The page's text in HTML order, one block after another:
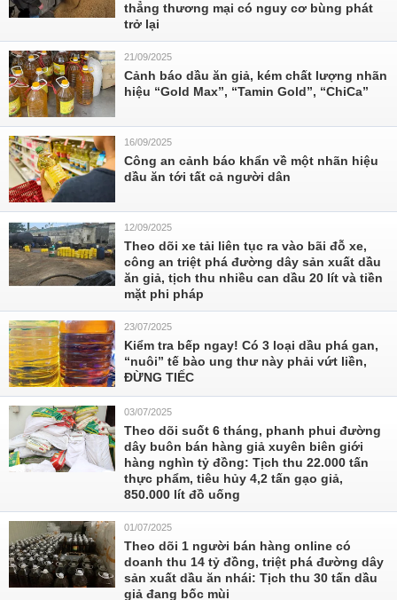
thẳng thương mại có nguy cơ bùng phát
trở lại
21/09/2025
Cảnh báo dầu ăn giả, kém chất lượng nhãn
hiệu “Gold Max”, “Tamin Gold”, “ChiCa”
16/09/2025
Công an cảnh báo khẩn về một nhãn hiệu
dầu ăn tới tất cả người dân
12/09/2025
Theo dõi xe tải liên tục ra vào bãi đỗ xe,
công an triệt phá đường dây sản xuất dầu
ăn giả, tịch thu nhiều can dầu 20 lít và tiền
mặt phi pháp
23/07/2025
Kiểm tra bếp ngay! Có 3 loại dầu phá gan,
“nuôi” tế bào ung thư này phải vứt liền,
ĐỪNG TIẾC
03/07/2025
Theo dõi suốt 6 tháng, phanh phui đường
dây buôn bán hàng giả xuyên biên giới
hàng nghìn tỷ đồng: Tịch thu 22.000 tấn
thực phẩm, tiêu hủy 4,2 tấn gạo giả,
850.000 lít đồ uống
01/07/2025
Theo dõi 1 người bán hàng online có
doanh thu 14 tỷ đồng, triệt phá đường dây
sản xuất dầu ăn nhái: Tịch thu 30 tấn dầu
giả đang bốc mùi